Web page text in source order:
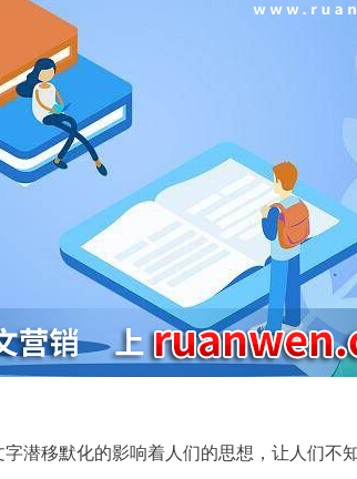
字潜移默化的影响着人们的思想，让人们不